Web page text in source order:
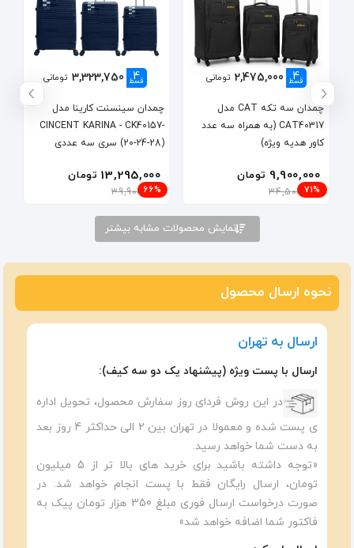
4
قسط 3,323,750 تومانی
چمدان سینسنت کارینا مدل
CINCENT KARINA - CK40157-
(20-24-28) سری سه عددی
13,295,000 تومان
39,900,000
66%
4
قسط 2,475,000 تومانی
چمدان سه تکه CAT مدل
CAT40317 (به همراه سه عدد
کاور هدیه ویژه)
9,900,000 تومان
34,500,000
71%
نمایش محصولات مشابه بیشتر
نحوه ارسال محصول
ارسال به تهران
ارسال با پست ویژه (پیشنهاد یک دو سه کیف):
در این روش فردای روز سفارش محصول، تحویل اداره
ی پست شده و معمولا در تهران بین ۲ الی حداکثر 4 روز بعد
به دست شما خواهد رسید.
«توجه داشته باشید برای خرید های بالا تر از 5 میلیون
تومان، ارسال رایگان فقط با پست انجام خواهد شد. در
صورت درخواست ارسال فوری مبلغ 350 هزار تومان پیک به
فاکتور شما اضافه خواهد شد»